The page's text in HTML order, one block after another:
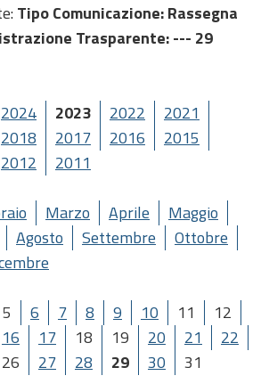
Tipo Comunicazione: Rassegna
Trasparente: --- 29
2024 2023 2022
2021
2018 2017 2016
2015
2012
2011
Marzo Aprile
Maggio
Agosto Settembre
Ottobre
5 6 7 8 9 10 11
12
16 17 18 19 20 21
22
26 27 28 29 30 31